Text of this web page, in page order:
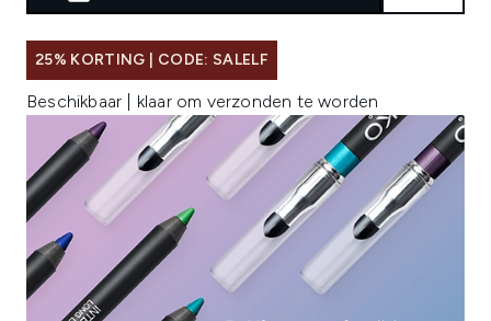
25% KORTING | CODE: SALELF
Beschikbaar | klaar om verzonden te worden